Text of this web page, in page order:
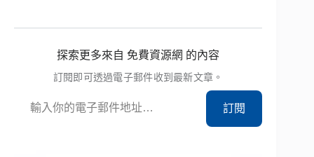
探索更多來自 免費資源網 的內容
訂閱即可透過電子郵件收到最新文章。
訂閱